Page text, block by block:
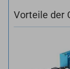
Vorteile der